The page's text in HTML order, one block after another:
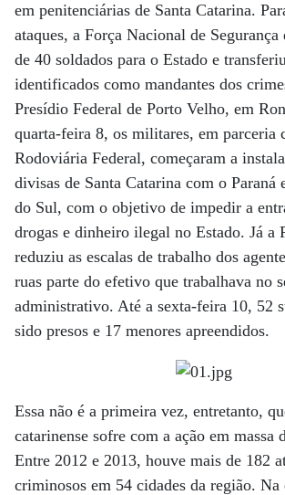
em penitenciárias de Santa Catarina.
ataques, a Força Nacional de Segurança
de 40 soldados para o Estado e
identificados como mandantes dos
Presídio Federal de Porto Velho, em
quarta-feira 8, os militares, em parceria
Rodoviária Federal, começaram a
divisas de Santa Catarina com o Paraná
do Sul, com o objetivo de impedir a
drogas e dinheiro ilegal no Estado. Já
reduziu as escalas de trabalho dos
ruas parte do efetivo que trabalhava no
administrativo. Até a sexta-feira 10, 52
sido presos e 17 menores apreendidos.
Essa não é a primeira vez, entretanto,
catarinense sofre com a ação em massa
Entre 2012 e 2013, houve mais de 182
criminosos em 54 cidades da região. Na